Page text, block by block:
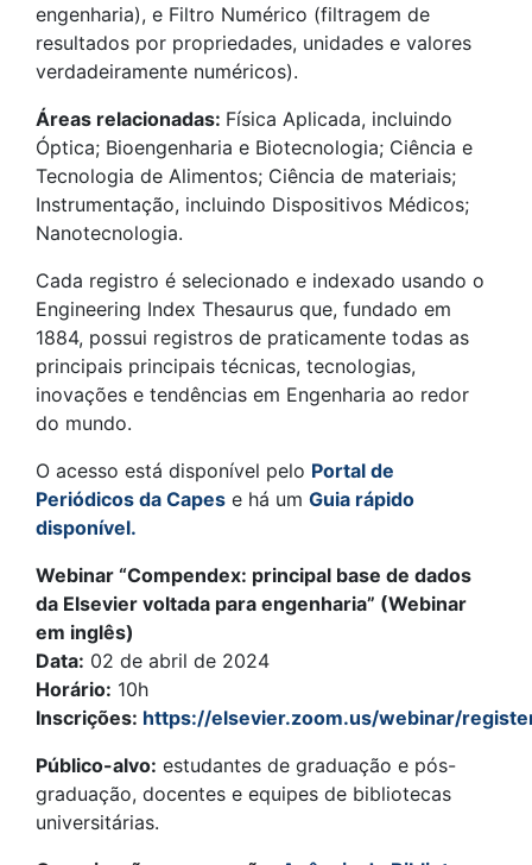
engenharia), e Filtro Numérico (filtragem de
resultados por propriedades, unidades e valores
verdadeiramente numéricos).
Áreas relacionadas: Física Aplicada, incluindo
Óptica; Bioengenharia e Biotecnologia; Ciência e
Tecnologia de Alimentos; Ciência de materiais;
Instrumentação, incluindo Dispositivos Médicos;
Nanotecnologia.
Cada registro é selecionado e indexado usando o
Engineering Index Thesaurus que, fundado em
1884, possui registros de praticamente todas as
principais principais técnicas, tecnologias,
inovações e tendências em Engenharia ao redor
do mundo.
O acesso está disponível pelo Portal de
Periódicos da Capes e há um Guia rápido
disponível.
Webinar “Compendex: principal base de dados
da Elsevier voltada para engenharia” (Webinar
em inglês)
Data: 02 de abril de 2024
Horário: 10h
Inscrições: https://elsevier.zoom.us/webinar/
Público-alvo: estudantes de graduação e pós-
graduação, docentes e equipes de bibliotecas
universitárias.